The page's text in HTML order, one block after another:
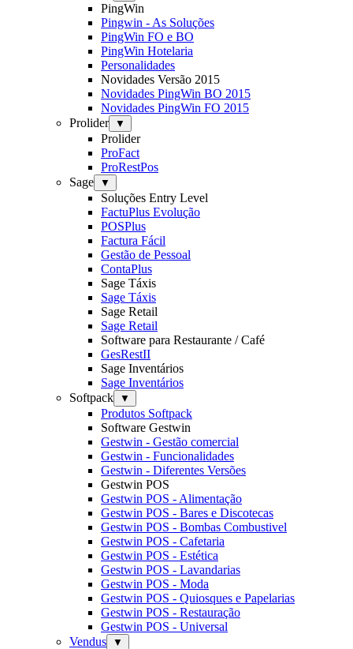
PingWin
Pingwin - As Soluções
PingWin FO e BO
PingWin Hotelaria
Personalidades
Novidades Versão 2015
Novidades PingWin BO 2015
Novidades PingWin FO 2015
Prolider
▼
Prolider
ProFact
ProRestPos
Sage
▼
Soluções Entry Level
FactuPlus Evolução
POSPlus
Factura Fácil
Gestão de Pessoal
ContaPlus
Sage Táxis
Sage Táxis
Sage Retail
Sage Retail
Software para Restaurante / Café
GesRestII
Sage Inventários
Sage Inventários
Softpack
▼
Produtos Softpack
Software Gestwin
Gestwin - Gestão comercial
Gestwin - Funcionalidades
Gestwin - Diferentes Versões
Gestwin POS
Gestwin POS - Alimentação
Gestwin POS - Bares e Discotecas
Gestwin POS - Bombas Combustivel
Gestwin POS - Cafetaria
Gestwin POS - Estética
Gestwin POS - Lavandarias
Gestwin POS - Moda
Gestwin POS - Quiosques e Papelarias
Gestwin POS - Restauração
Gestwin POS - Universal
Vendus
▼